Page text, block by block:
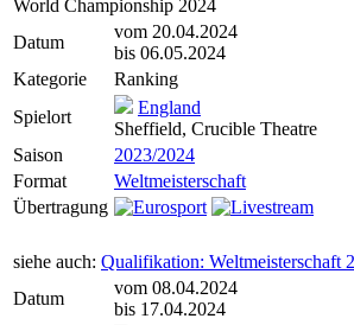
World Championship 2024
Datum
vom 20.04.2024
bis 06.05.2024
Kategorie
Ranking
Spielort
England
Sheffield, Crucible Theatre
Saison
2023/2024
Format
Weltmeisterschaft
Übertragung
siehe auch: Qualifikation: Weltmeisterschaft
Datum
vom 08.04.2024
bis 17.04.2024